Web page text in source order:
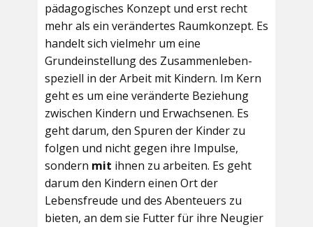
pädagogisches Konzept und erst recht
mehr als ein verändertes Raumkonzept. Es
handelt sich vielmehr um eine
Grundeinstellung des Zusammenleben-
speziell in der Arbeit mit Kindern. Im Kern
geht es um eine veränderte Beziehung
zwischen Kindern und Erwachsenen. Es
geht darum, den Spuren der Kinder zu
folgen und nicht gegen ihre Impulse,
sondern mit ihnen zu arbeiten. Es geht
darum den Kindern einen Ort der
Lebensfreude und des Abenteuers zu
bieten, an dem sie Futter für ihre Neugier